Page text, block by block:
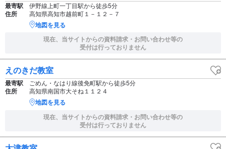
最寄駅 伊野線上町一丁目駅から徒歩5分
住所 高知県高知市越前町１－１２－７
地図を見る
現在、当サイトからの資料請求・お問い合わせ等の
受付は行っておりません
えのきだ教室
最寄駅 ごめん・なはり線後免町駅から徒歩5分
住所 高知県南国市大そね１１２４
地図を見る
現在、当サイトからの資料請求・お問い合わせ等の
受付は行っておりません